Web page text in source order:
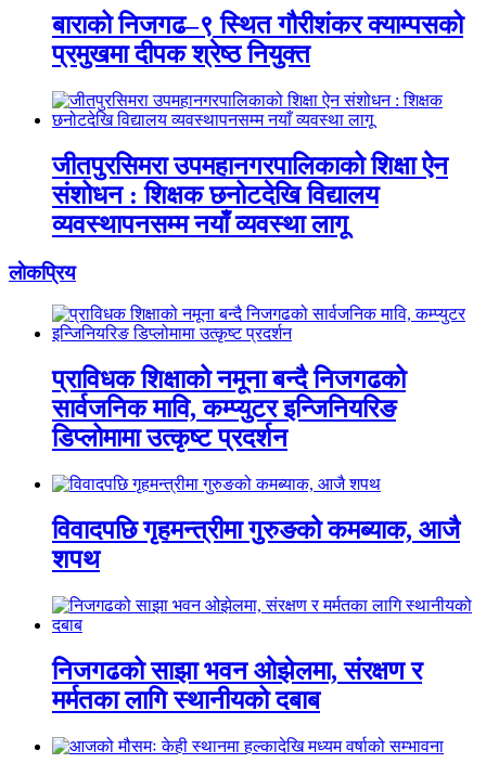
बाराको निजगढ–९ स्थित गौरीशंकर क्याम्पसको
प्रमुखमा दीपक श्रेष्ठ नियुक्त
जीतपुरसिमरा उपमहानगरपालिकाको शिक्षा ऐन
संशोधन : शिक्षक छनोटदेखि विद्यालय
व्यवस्थापनसम्म नयाँ व्यवस्था लागू
लाेकप्रिय
प्राविधक शिक्षाको नमूना बन्दै निजगढको
सार्वजनिक मावि, कम्प्युटर इन्जिनियरिङ
डिप्लोमामा उत्कृष्ट प्रदर्शन
विवादपछि गृहमन्त्रीमा गुरुङको कमब्याक, आजै
शपथ
निजगढको साझा भवन ओझेलमा, संरक्षण र
मर्मतका लागि स्थानीयको दबाब